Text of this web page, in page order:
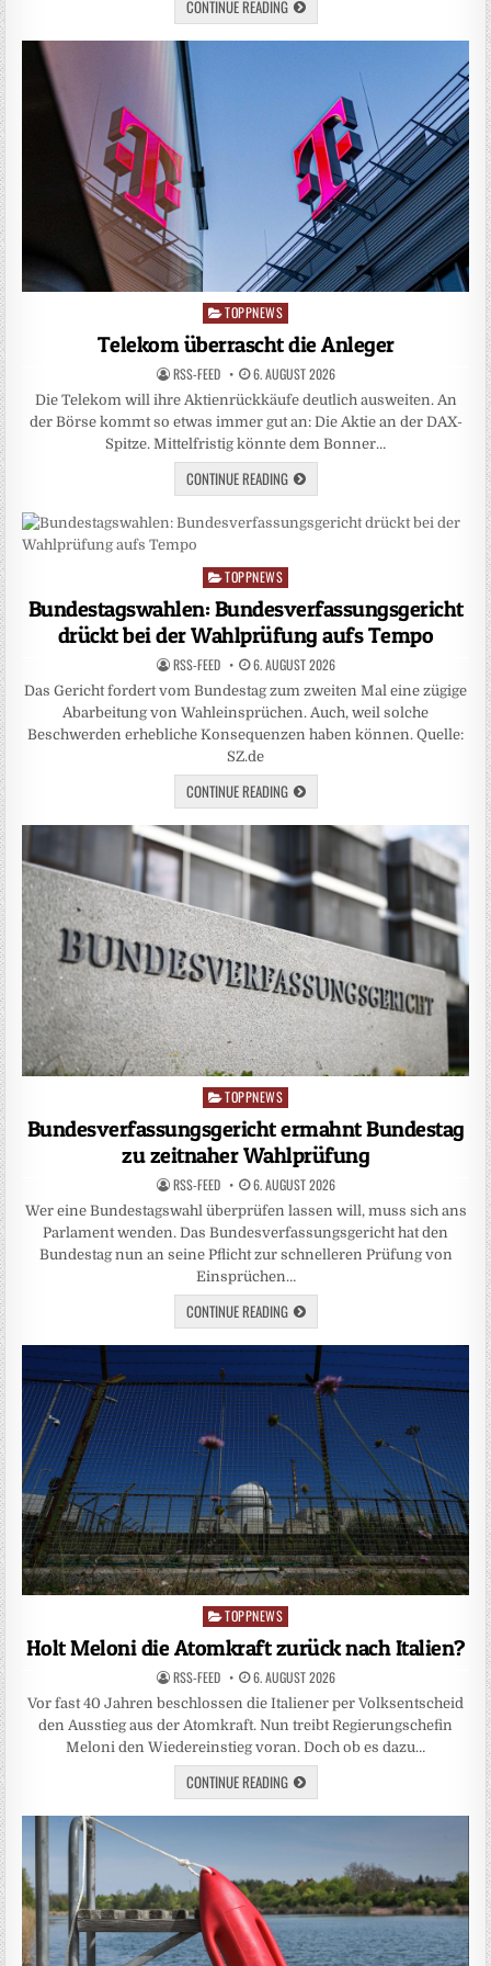
CONTINUE READING
Posted
TOPPNEWS
Telekom überrascht die Anleger
RSS-FEED 6. AUGUST 2026
Die Telekom will ihre Aktienrückkäufe deutlich ausweiten. An
der Börse kommt so etwas immer gut an: Die Aktie an der DAX-
Spitze. Mittelfristig könnte dem Bonner…
CONTINUE READING
Posted
in
TOPPNEWS
Bundestagswahlen: Bundesverfassungsgericht
drückt bei der Wahlprüfung aufs Tempo
RSS-FEED 6. AUGUST 2026
Das Gericht fordert vom Bundestag zum zweiten Mal eine zügige
Abarbeitung von Wahleinsprüchen. Auch, weil solche
Beschwerden erhebliche Konsequenzen haben können. Quelle:
SZ.de
CONTINUE READING
Posted
TOPPNEWS
Bundesverfassungsgericht ermahnt Bundestag
zu zeitnaher Wahlprüfung
RSS-FEED 6. AUGUST 2026
Wer eine Bundestagswahl überprüfen lassen will, muss sich ans
Parlament wenden. Das Bundesverfassungsgericht hat den
Bundestag nun an seine Pflicht zur schnelleren Prüfung von
Einsprüchen…
CONTINUE READING
Posted
TOPPNEWS
Holt Meloni die Atomkraft zurück nach Italien?
RSS-FEED 6. AUGUST 2026
Vor fast 40 Jahren beschlossen die Italiener per Volksentscheid
den Ausstieg aus der Atomkraft. Nun treibt Regierungschefin
Meloni den Wiedereinstieg voran. Doch ob es dazu…
CONTINUE READING